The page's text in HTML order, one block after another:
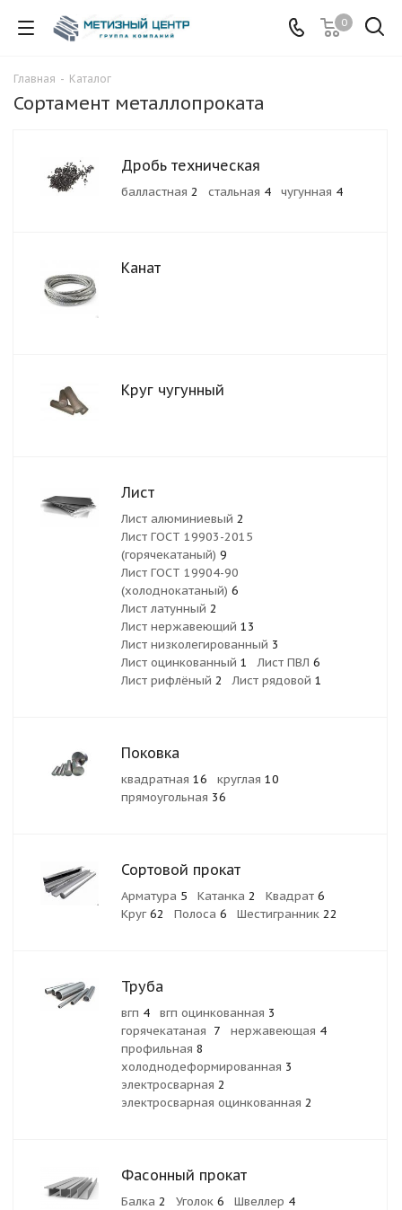
0
Главная - Каталог
Сортамент металлопроката
Дробь техническая
балластная 2 стальная 4 чугунная 4
Канат
Круг чугунный
Лист
Лист алюминиевый 2
Лист ГОСТ 19903-2015
(горячекатаный) 9
Лист ГОСТ 19904-90
(холоднокатаный) 6
Лист латунный 2
Лист нержавеющий 13
Лист низколегированный 3
Лист оцинкованный 1 Лист ПВЛ 6
Лист рифлёный 2 Лист рядовой 1
Поковка
квадратная 16 круглая 10
прямоугольная 36
Сортовой прокат
Арматура 5 Катанка 2 Квадрат 6
Круг62 Полоса 6 Шестигранник 22
Труба
вгп 4 вгп оцинкованная 3
горячекатаная 7 нержавеющая 4
профильная 8
холоднодеформированная 3
электросварная 2
электросварная оцинкованная 2
Фасонный прокат
Балка 2 Уголок 6 Швеллер 4